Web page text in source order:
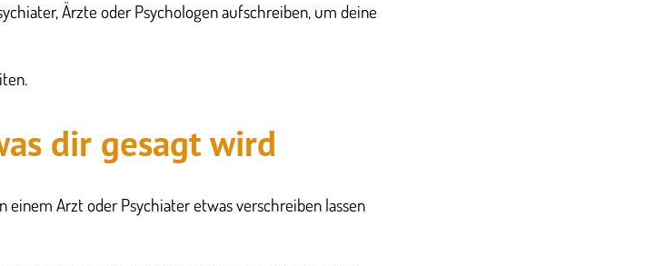
Ärzte oder Psychologen aufschreiben, um deine
dir gesagt wird
einem Arzt oder Psychiater etwas verschreiben lassen